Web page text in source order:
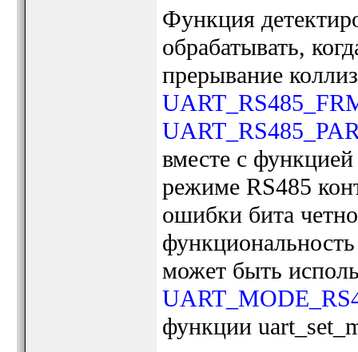
Функция
обрабатывать,
прерывание
вместе с
режиме RS485
ошибки бита
может быть
функции